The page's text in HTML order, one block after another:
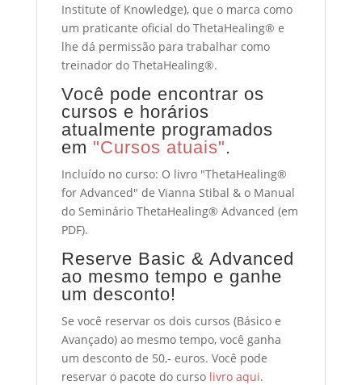
Institute of Knowledge), que o marca como
um praticante oficial do ThetaHealing® e
lhe dá permissão para trabalhar como
treinador do ThetaHealing®.
Você pode encontrar os
cursos e horários
atualmente programados
em "Cursos atuais".
Incluído no curso: O livro "ThetaHealing®
for Advanced" de Vianna Stibal & o Manual
do Seminário ThetaHealing® Advanced (em
PDF).
Reserve Basic & Advanced
ao mesmo tempo e ganhe
um desconto!
Se você reservar os dois cursos (Básico e
Avançado) ao mesmo tempo, você ganha
um desconto de 50,- euros. Você pode
reservar o pacote do curso livro aqui.